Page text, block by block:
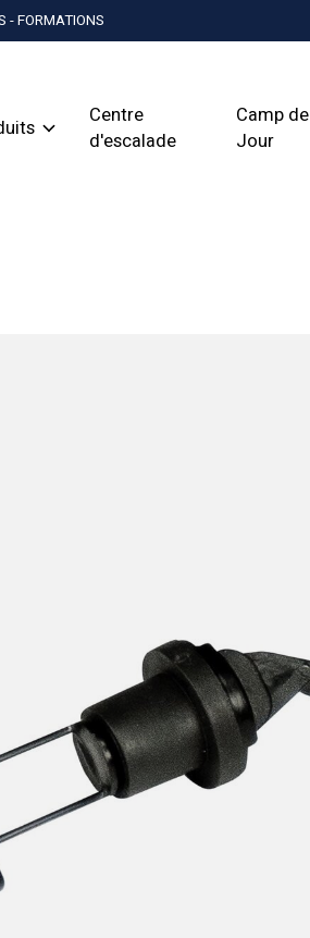
- FORMATIONS
Centre
d'escalade
Camp de
Jour